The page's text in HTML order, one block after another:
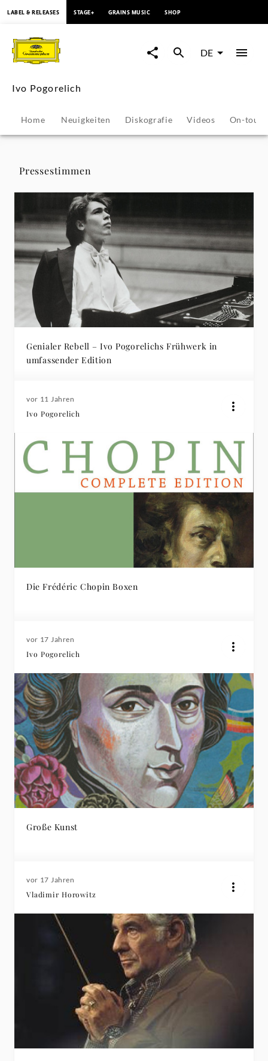
Pogorelich
Pressestimmen
|
Deutsche
Grammophon
LABEL & RELEASES STAGE+ GRAINS MUSIC SHOP
DE
Ivo Pogorelich
Home Neuigkeiten Diskografie Videos On-tour
Pressestimmen
Genialer Rebell – Ivo Pogorelichs Frühwerk in
umfassender Edition
vor 11 Jahren
Ivo Pogorelich
Die Frédéric Chopin Boxen
vor 17 Jahren
Ivo Pogorelich
Große Kunst
vor 17 Jahren
Vladimir Horowitz